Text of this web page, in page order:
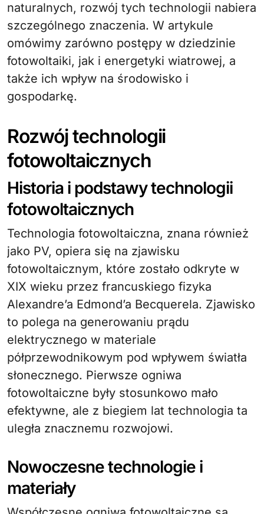
naturalnych, rozwój tych technologii nabiera
szczególnego znaczenia. W artykule
omówimy zarówno postępy w dziedzinie
fotowoltaiki, jak i energetyki wiatrowej, a
także ich wpływ na środowisko i
gospodarkę.
Rozwój technologii
fotowoltaicznych
Historia i podstawy technologii
fotowoltaicznych
Technologia fotowoltaiczna, znana również
jako PV, opiera się na zjawisku
fotowoltaicznym, które zostało odkryte w
XIX wieku przez francuskiego fizyka
Alexandre’a Edmond’a Becquerela. Zjawisko
to polega na generowaniu prądu
elektrycznego w materiale
półprzewodnikowym pod wpływem światła
słonecznego. Pierwsze ogniwa
fotowoltaiczne były stosunkowo mało
efektywne, ale z biegiem lat technologia ta
uległa znacznemu rozwojowi.
Nowoczesne technologie i
materiały